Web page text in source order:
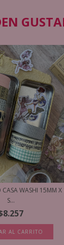
CASA WASHI 15MM
S...
AL CARRITO